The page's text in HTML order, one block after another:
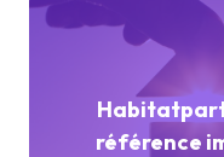
référence